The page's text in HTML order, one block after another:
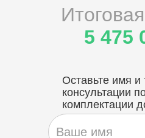
5 475
Оставьте имя
консультации
комплектации